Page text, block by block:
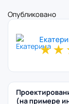
Опубликовано
★★
(на примере